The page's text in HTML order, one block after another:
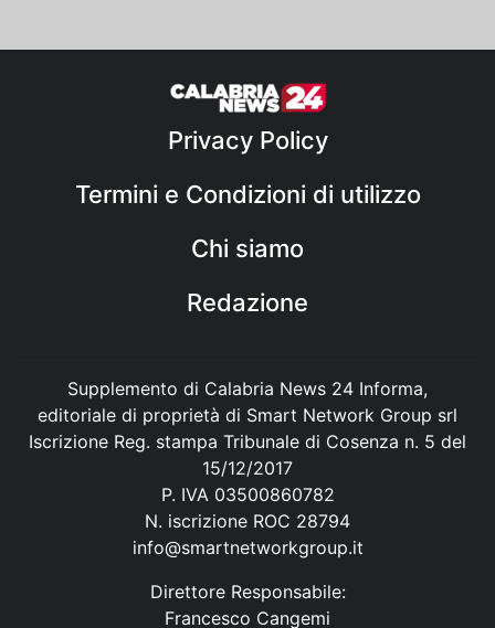
Privacy Policy
Termini e Condizioni di utilizzo
Chi siamo
Redazione
Supplemento di Calabria News 24 Informa,
editoriale di proprietà di Smart Network Group srl
Iscrizione Reg. stampa Tribunale di Cosenza n. 5 del
15/12/2017
P. IVA 03500860782
N. iscrizione ROC 28794
info@smartnetworkgroup.it
Direttore Responsabile:
Francesco Cangemi